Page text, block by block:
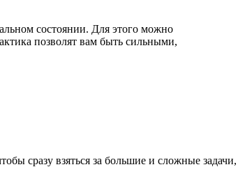
состоянии. Для этого можно
позволят вам быть сильными,
сразу взяться за большие и сложные задачи,